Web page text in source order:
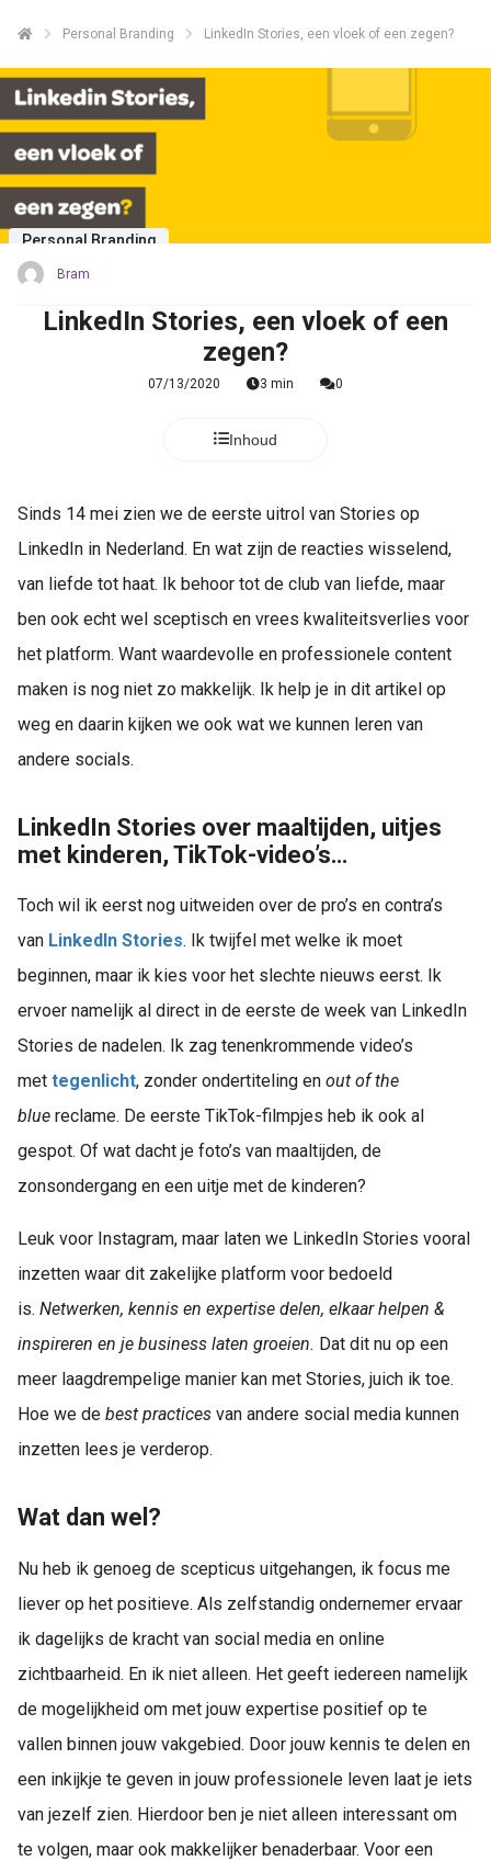
Personal Branding LinkedIn Stories, een vloek of een zegen?
Personal Branding
Bram
LinkedIn Stories, een vloek of een
zegen?
07/13/2020 3 min 0
Inhoud
Sinds 14 mei zien we de eerste uitrol van Stories op
LinkedIn in Nederland. En wat zijn de reacties wisselend,
van liefde tot haat. Ik behoor tot de club van liefde, maar
ben ook echt wel sceptisch en vrees kwaliteitsverlies voor
het platform. Want waardevolle en professionele content
maken is nog niet zo makkelijk. Ik help je in dit artikel op
weg en daarin kijken we ook wat we kunnen leren van
andere socials.
LinkedIn Stories over maaltijden, uitjes
met kinderen, TikTok-video’s…
Toch wil ik eerst nog uitweiden over de pro’s en contra’s
van LinkedIn Stories. Ik twijfel met welke ik moet
beginnen, maar ik kies voor het slechte nieuws eerst. Ik
ervoer namelijk al direct in de eerste de week van LinkedIn
Stories de nadelen. Ik zag tenenkrommende video’s
met tegenlicht, zonder ondertiteling en out of the
blue reclame. De eerste TikTok-filmpjes heb ik ook al
gespot. Of wat dacht je foto’s van maaltijden, de
zonsondergang en een uitje met de kinderen?
Leuk voor Instagram, maar laten we LinkedIn Stories vooral
inzetten waar dit zakelijke platform voor bedoeld
is. Netwerken, kennis en expertise delen, elkaar helpen &
inspireren en je business laten groeien. Dat dit nu op een
meer laagdrempelige manier kan met Stories, juich ik toe.
Hoe we de best practices van andere social media kunnen
inzetten lees je verderop.
Wat dan wel?
Nu heb ik genoeg de scepticus uitgehangen, ik focus me
liever op het positieve. Als zelfstandig ondernemer ervaar
ik dagelijks de kracht van social media en online
zichtbaarheid. En ik niet alleen. Het geeft iedereen namelijk
de mogelijkheid om met jouw expertise positief op te
vallen binnen jouw vakgebied. Door jouw kennis te delen en
een inkijkje te geven in jouw professionele leven laat je iets
van jezelf zien. Hierdoor ben je niet alleen interessant om
te volgen, maar ook makkelijker benaderbaar. Voor een